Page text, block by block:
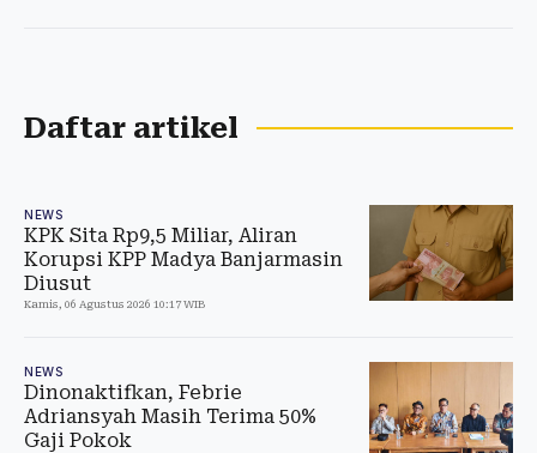
Daftar artikel
NEWS
KPK Sita Rp9,5 Miliar, Aliran
Korupsi KPP Madya Banjarmasin
Diusut
Kamis, 06 Agustus 2026 10:17 WIB
NEWS
Dinonaktifkan, Febrie
Adriansyah Masih Terima 50%
Gaji Pokok